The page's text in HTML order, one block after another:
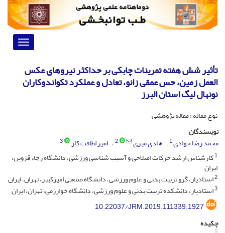
Toggle
تأثیر شش هفته تمرینات چابکی بر حداکثر نیروهای عکس
العمل زمین، حس عمقی زانو، تعادل و عملکرد تکواندوکاران
نونهال لیگ استان البرز
نوع مقاله : مقاله پژوهشی
نویسندگان
محمد رضا جوادی1 هادی میری 2 امیر لطافت کار
3
1کارشناس ارشد حرکات اصلاحی و آسیب شناسی ورزشی، دانشگاه رجاء قزوین،
ایران
2استادیار، گرو تربیت بدنی و علوم ورزشی، دانشگاه صنعتی امیرکبیر، تهران، ایران
3استادیار، دانشکده تربیت بدنی و علوم ورزشی، دانشگاه خوارزمی، تهران، ایران
10.22037/JRM.2019.111339.1927
چکیده